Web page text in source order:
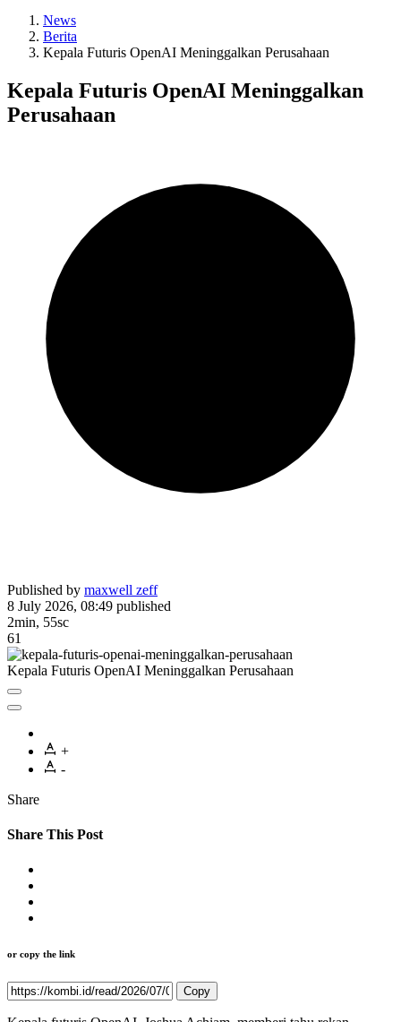
News
Berita
Kepala Futuris OpenAI Meninggalkan Perusahaan
Kepala Futuris OpenAI Meninggalkan
Perusahaan
Published by maxwell zeff
8 July 2026, 08:49 published
2min, 55sc
61
Kepala Futuris OpenAI Meninggalkan Perusahaan
+
-
Share
Share This Post
or copy the link
Copy